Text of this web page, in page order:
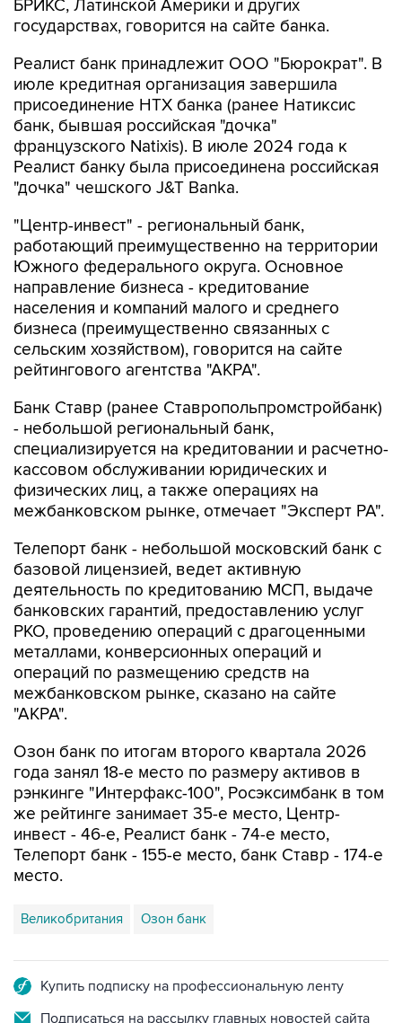
Реалист банк принадлежит ООО "Бюрократ". В
присоединение НТХ банка (ранее Натиксис
банк, бывшая российская "дочка"
французского Natixis). В июле 2024 года к
Реалист банку была присоединена российская
"дочка" чешского J&T Banka.
"Центр-инвест" - региональный банк,
Южного федерального округа. Основное
направление бизнеса - кредитование
населения и компаний малого и среднего
бизнеса (преимущественно связанных с
сельским хозяйством), говорится на сайте
рейтингового агентства "АКРА".
Банк Ставр (ранее Ставропольпромстройбанк)
специализируется на кредитовании и расчетно-
кассовом обслуживании юридических и
физических лиц, а также операциях на
межбанковском рынке, отмечает "Эксперт РА".
Телепорт банк - небольшой московский банк с
деятельность по кредитованию МСП, выдаче
банковских гарантий, предоставлению услуг
РКО, проведению операций с драгоценными
металлами, конверсионных операций и
операций по размещению средств на
межбанковском рынке, сказано на сайте
"АКРА".
Озон банк по итогам второго квартала 2026
рэнкинге "Интерфакс-100", Росэксимбанк в том
же рейтинге занимает 35-е место, Центр-
инвест - 46-е, Реалист банк - 74-е место,
Телепорт банк - 155-е место, банк Ставр - 174-е
место.
Великобритания
Подписаться на рассылку главных новостей сайта
Получать оперативные новости в официальном